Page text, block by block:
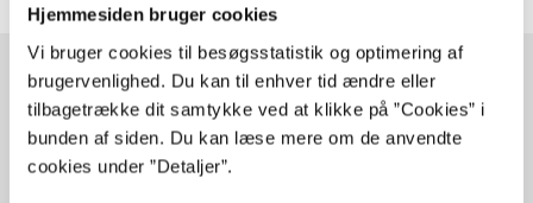
Hjemmesiden bruger cookies
Vi bruger cookies til besøgsstatistik og optimering af
brugervenlighed. Du kan til enhver tid ændre eller
tilbagetrække dit samtykke ved at klikke på ”Cookies” i
bunden af siden. Du kan læse mere om de anvendte
cookies under ”Detaljer”.
Artikler med samme emner
Fra